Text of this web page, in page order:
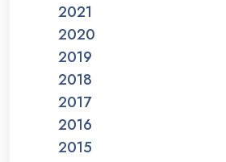
2021
2020
2019
2018
2017
2016
2015